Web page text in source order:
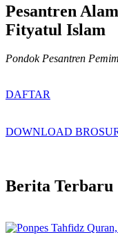
Pesantren
Fityatul Islam
Pondok Pesantren
DAFTAR
DOWNLOAD
Berita Terbaru